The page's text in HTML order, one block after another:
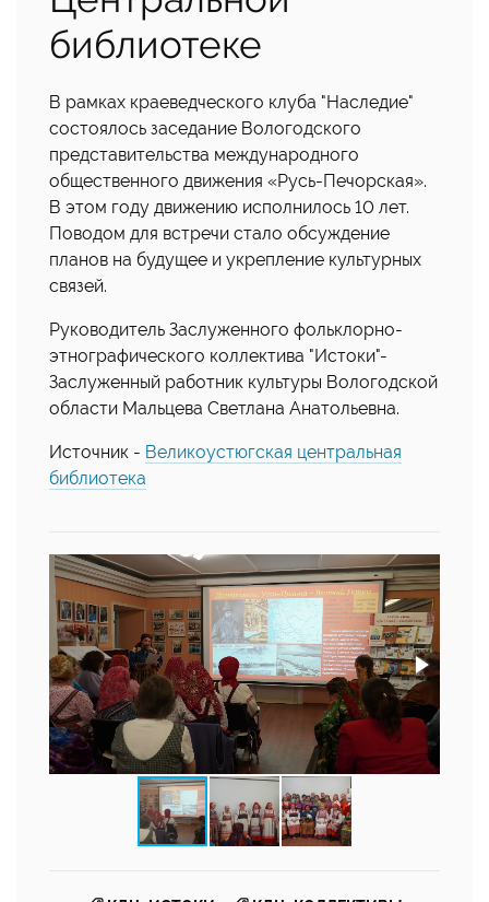
библиотеке
В рамках краеведческого клуба "Наследие"
состоялось заседание Вологодского
представительства международного
общественного движения «Русь-Печорская».
В этом году движению исполнилось 10 лет.
Поводом для встречи стало обсуждение
планов на будущее и укрепление культурных
связей.
Руководитель Заслуженного фольклорно-
этнографического коллектива "Истоки"-
Заслуженный работник культуры Вологодской
области Мальцева Светлана Анатольевна.
Источник - Великоустюгская центральная
библиотека